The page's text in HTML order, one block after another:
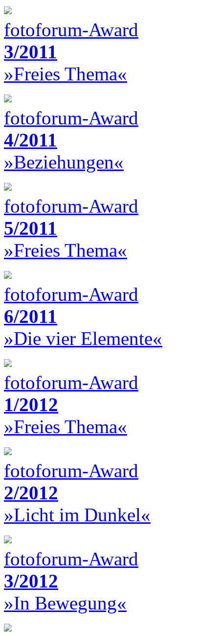
fotoforum-Award
3/2011
»Freies Thema«
fotoforum-Award
4/2011
»Beziehungen«
fotoforum-Award
5/2011
»Freies Thema«
fotoforum-Award
6/2011
»Die vier Elemente«
fotoforum-Award
1/2012
»Freies Thema«
fotoforum-Award
2/2012
»Licht im Dunkel«
fotoforum-Award
3/2012
»In Bewegung«